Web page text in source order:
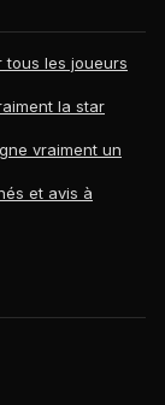
tous les joueurs
la star
vraiment un
et avis à